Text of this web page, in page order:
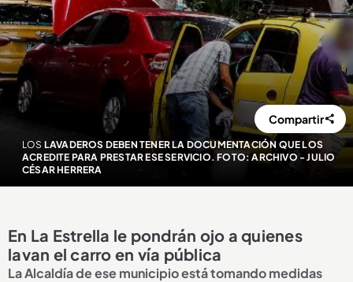
LOS LAVADEROS DEBEN TENER LA DOCUMENTACIÓN QUE LOS
ACREDITE PARA PRESTAR ESE SERVICIO. FOTO: ARCHIVO - JULIO
CÉSAR HERRERA
Compartir
En La Estrella le pondrán ojo a quienes
lavan el carro en vía pública
La Alcaldía de ese municipio está tomando medidas